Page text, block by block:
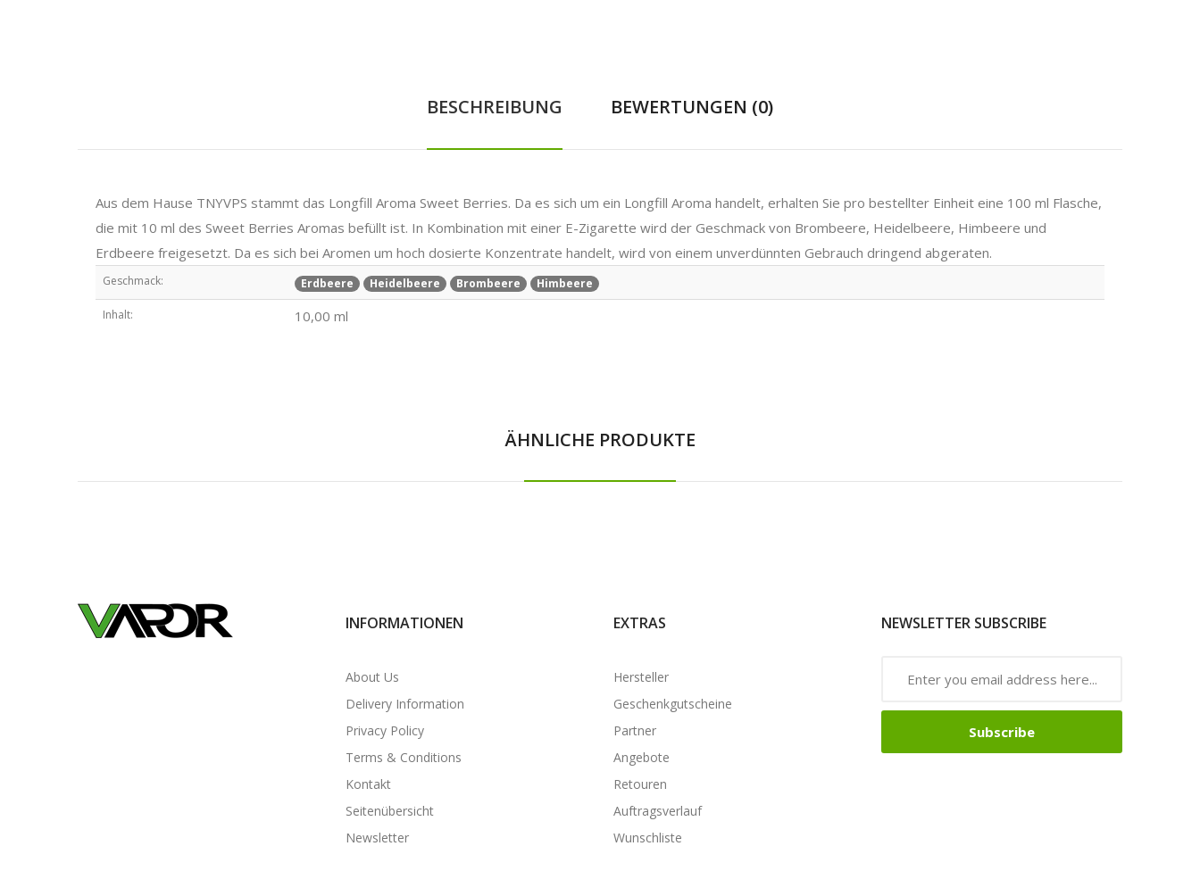
BESCHREIBUNG BEWERTUNGEN (0)
Aus dem Hause TNYVPS stammt das Longfill Aroma Sweet Berries. Da es sich um ein Longfill Aroma handelt, erhalten Sie pro bestellter Einheit eine 100 ml Flasche,
die mit 10 ml des Sweet Berries Aromas befüllt ist. In Kombination mit einer E-Zigarette wird der Geschmack von Brombeere, Heidelbeere, Himbeere und
Erdbeere freigesetzt. Da es sich bei Aromen um hoch dosierte Konzentrate handelt, wird von einem unverdünnten Gebrauch dringend abgeraten.
Geschmack: Erdbeere Heidelbeere Brombeere Himbeere
Inhalt: 10,00 ml
ÄHNLICHE PRODUKTE
INFORMATIONEN
About Us
Delivery Information
Privacy Policy
Terms & Conditions
Kontakt
Seitenübersicht
Newsletter
EXTRAS
Hersteller
Geschenkgutscheine
Partner
Angebote
Retouren
Auftragsverlauf
Wunschliste
NEWSLETTER SUBSCRIBE
Subscribe